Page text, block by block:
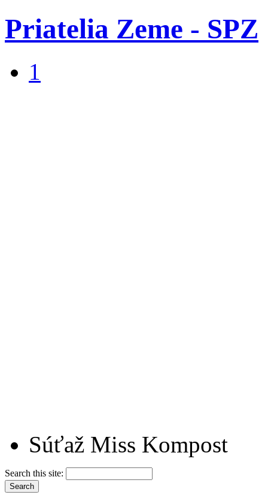
Priatelia Zeme - SPZ
1
Súťaž Miss Kompost
Search this site: